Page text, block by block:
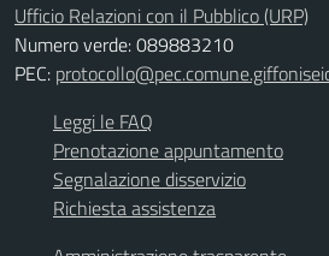
Ufficio Relazioni con il Pubblico (URP)
Numero verde: 089883210
PEC:
Leggi le FAQ
Prenotazione appuntamento
Segnalazione disservizio
Richiesta assistenza